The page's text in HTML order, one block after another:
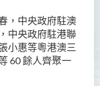
，中央政府駐澳
中央政府駐港聯
小惠等粵港澳三
60 餘人齊聚一